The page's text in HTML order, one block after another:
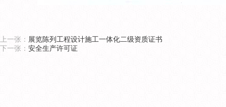
上一张： 展览陈列工程设计施工一体化二级资质证书
下一张： 安全生产许可证